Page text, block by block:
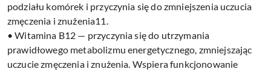
podziału komórek i przyczynia się do zmniejszenia uczucia
zmęczenia i znużenia11.
• Witamina B12 — przyczynia się do utrzymania
prawidłowego metabolizmu energetycznego, zmniejszając
uczucie zmęczenia i znużenia. Wspiera funkcjonowanie